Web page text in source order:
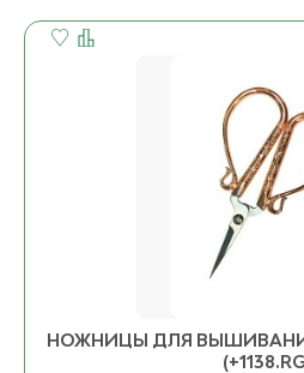
НОЖНИЦЫ ДЛЯ ВЫШИВАНИЯ